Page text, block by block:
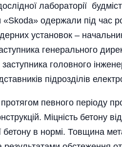
лабораторії
одержали під час
установок –
генерального
заступника головного
підрозділів
певного періоду
Міцність бетону
бетону в нормі. Товщина